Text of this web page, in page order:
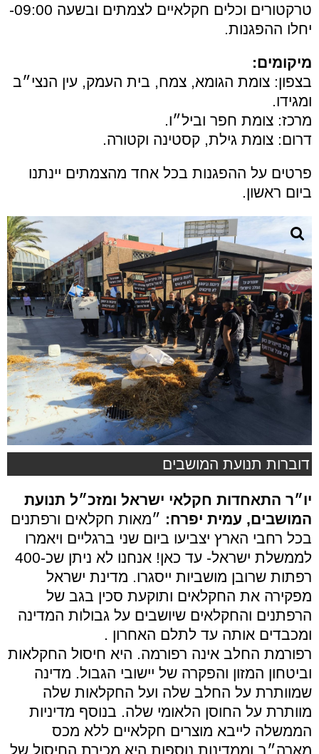
טרקטורים וכלים חקלאיים לצמתים ובשעה 09:00-
יחלו ההפגנות.
מיקומים:
בצפון: צומת הגומא, צמח, בית העמק, עין הנצי״ב
ומגידו.
מרכז: צומת חפר וביל״ו.
דרום: צומת גילת, קסטינה וקטורה.
פרטים על ההפגנות בכל אחד מהצמתים יינתנו
ביום ראשון.
דוברות תנועת המושבים
יו״ר התאחדות חקלאי ישראל ומזכ״ל תנועת
המושבים, עמית יפרח: ״מאות חקלאים ורפתנים
בכל רחבי הארץ יצביעו ביום שני ברגליים ויאמרו
לממשלת ישראל- עד כאן! אנחנו לא ניתן שכ-400
רפתות שרובן מושביות ייסגרו. מדינת ישראל
מפקירה את החקלאים ותוקעת סכין בגב של
הרפתנים והחקלאים שיושבים על גבולות המדינה
ומכבדים אותה עד לתלם האחרון .
רפורמת החלב אינה רפורמה. היא חיסול החקלאות
וביטחון המזון והפקרה של יישובי הגבול. מדינה
שמוותרת על החלב שלה ועל החקלאות שלה
מוותרת על החוסן הלאומי שלה. בנוסף מדיניות
הממשלה לייבא מוצרים חקלאיים ללא מכס
מארה״ב וממדינות נוספות היא מכירת החיסול של